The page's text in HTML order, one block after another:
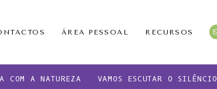
ÁREA PESSOAL RECURSOS
COM A NATUREZA VAMOS ESCUTAR O SILÊNCIO